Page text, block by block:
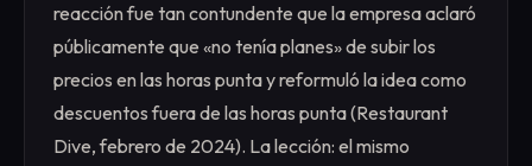
reacción fue tan contundente que la empresa aclaró
públicamente que «no tenía planes» de subir los
precios en las horas punta y reformuló la idea como
descuentos fuera de las horas punta (Restaurant
Dive, febrero de 2024). La lección: el mismo